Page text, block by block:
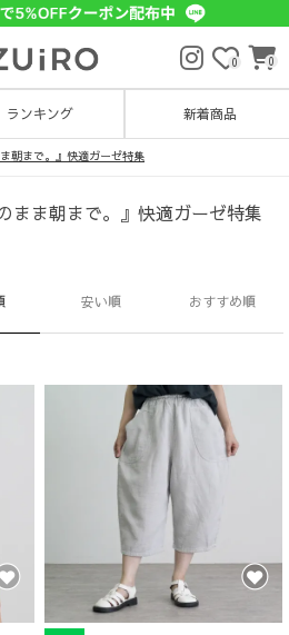
0 0
ランキング 新着商品
朝まで。』快適ガーゼ特集
まま朝まで。』快適ガーゼ特集
安い順 おすすめ順